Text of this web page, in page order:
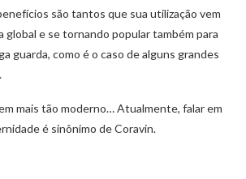
são tantos que sua utilização vem
global e se tornando popular também para
guarda, como é o caso de alguns grandes
mais tão moderno… Atualmente, falar em
é sinônimo de Coravin.